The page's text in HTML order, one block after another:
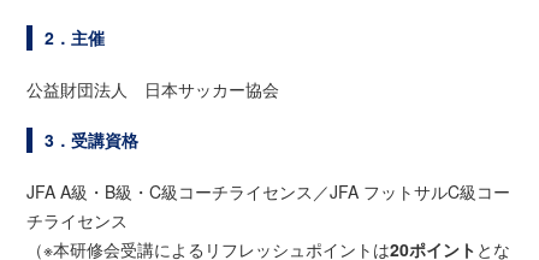
2．主催
公益財団法人 日本サッカー協会
3．受講資格
JFA A級・B級・C級コーチライセンス／JFA フットサルC級コー
チライセンス
（※本研修会受講によるリフレッシュポイントは20ポイント とな